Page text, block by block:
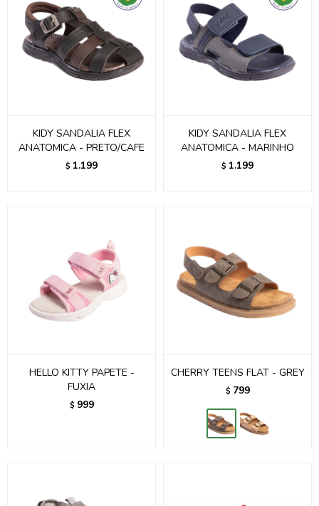
KIDY SANDALIA FLEX
ANATOMICA - PRETO/CAFE
$ 1.199
KIDY SANDALIA FLEX
ANATOMICA - MARINHO
$ 1.199
HELLO KITTY PAPETE -
FUXIA
$ 999
CHERRY TEENS FLAT - GREY
$ 799